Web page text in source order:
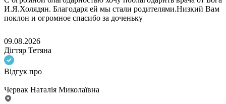
И.Я.Холядян. Благодаря ей мы стали родителями.Низкий Вам
поклон и огромное спасибо за доченьку
09.08.2026
Дігтяр Тетяна
Відгук про
Червак Наталія Миколаївна